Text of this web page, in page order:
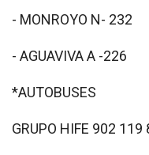
- MONROYO N- 232
- AGUAVIVA A -226
*AUTOBUSES
GRUPO HIFE 902